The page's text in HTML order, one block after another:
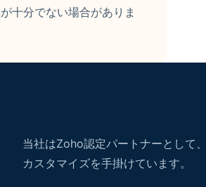
十分でない場合がありま
当社はZoho認定パートナーとして
カスタマイズを手掛けています。